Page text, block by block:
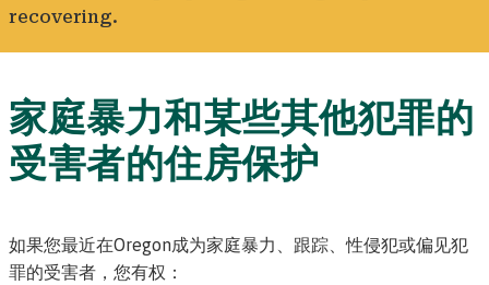
recovering.
家庭暴力和某些其他犯罪的
受害者的住房保护
如果您最近在Oregon成为家庭暴力、跟踪、性侵犯或偏见犯
罪的受害者，您有权：